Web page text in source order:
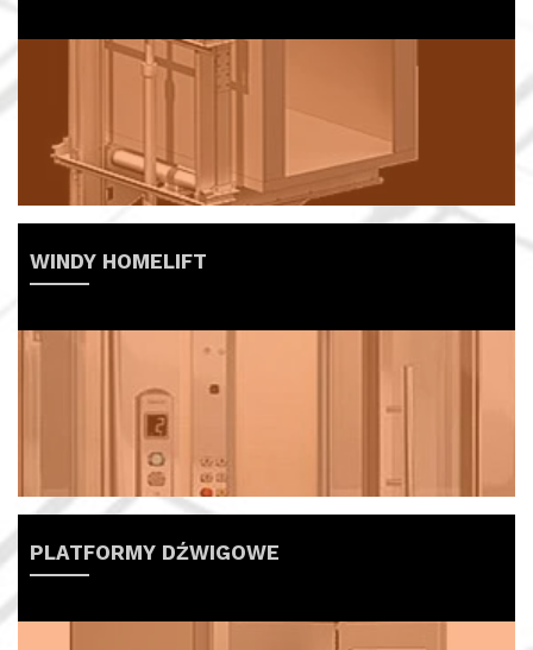
WINDY HOMELIFT
PLATFORMY DŹWIGOWE